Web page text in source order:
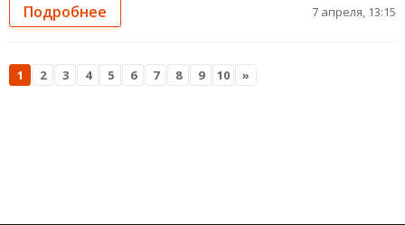
Подробнее 7 апреля, 13:15
1 2 3 4 5 6 7 8 9 10 »